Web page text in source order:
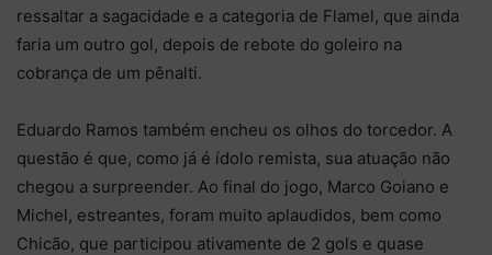
ressaltar a sagacidade e a categoria de Flamel, que ainda
faria um outro gol, depois de rebote do goleiro na
cobrança de um pênalti.
Eduardo Ramos também encheu os olhos do torcedor. A
questão é que, como já é ídolo remista, sua atuação não
chegou a surpreender. Ao final do jogo, Marco Goiano e
Michel, estreantes, foram muito aplaudidos, bem como
Chicão, que participou ativamente de 2 gols e quase